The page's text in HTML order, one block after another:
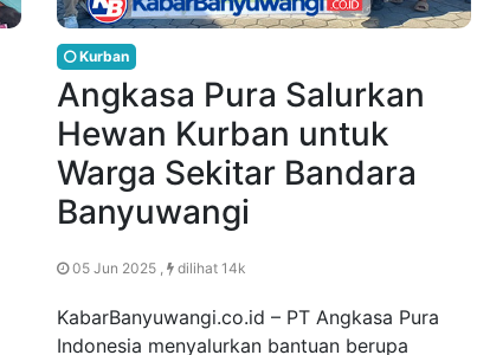
Kurban
Angkasa Pura Salurkan
Hewan Kurban untuk
Warga Sekitar Bandara
Banyuwangi
05 Jun 2025 , dilihat 14k
KabarBanyuwangi.co.id – PT Angkasa Pura
Indonesia menyalurkan bantuan berupa